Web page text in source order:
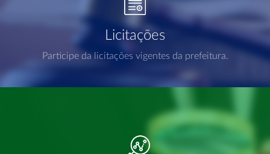
Licitações
Participe da licitações vigentes da prefeitura.